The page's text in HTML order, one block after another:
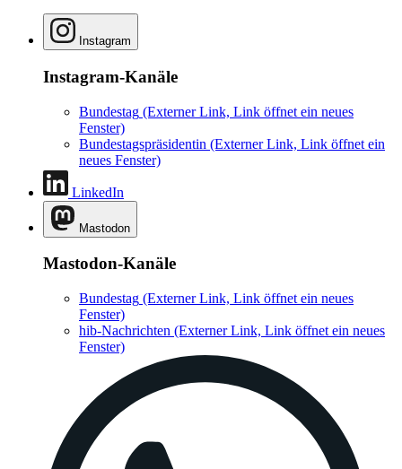
Instagram
Instagram-Kanäle
Bundestag (Externer Link, Link öffnet ein neues
Fenster)
Bundestagspräsidentin (Externer Link, Link öffnet ein
neues Fenster)
LinkedIn
Mastodon
Mastodon-Kanäle
Bundestag (Externer Link, Link öffnet ein neues
Fenster)
hib-Nachrichten (Externer Link, Link öffnet ein neues
Fenster)